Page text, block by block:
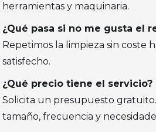
herramientas y maquinaria.
¿Qué pasa si no me gusta el
Repetimos la limpieza sin coste
satisfecho.
¿Qué precio tiene el servicio?
Solicita un presupuesto gratuito.
tamaño, frecuencia y